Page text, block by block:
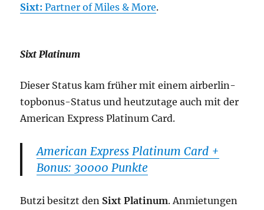
Sixt: Partner of Miles & More.
Sixt Platinum
Dieser Status kam früher mit einem airberlin-
topbonus-Status und heutzutage auch mit der
American Express Platinum Card.
American Express Platinum Card +
Bonus: 30000 Punkte
Butzi besitzt den Sixt Platinum. Anmietungen